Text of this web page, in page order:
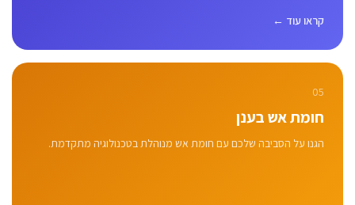
קראו עוד ←
05
חומת אש בענן
הגנו על הסביבה שלכם עם חומת אש מנוהלת בטכנולוגיה מתקדמת.